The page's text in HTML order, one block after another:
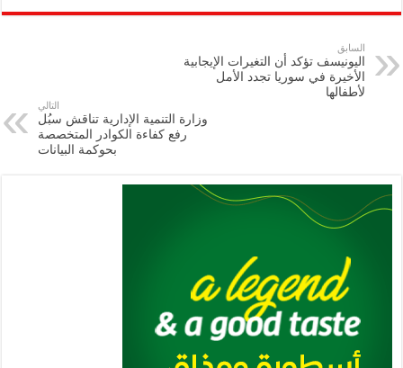
p
y
Li
n
eb
oo
k
tt
nt
at
A
p
gr
ai
ar
السابق
اليونيسف تؤكد أن التغيرات الإيجابية
الأخيرة في سوريا تجدد الأمل
لأطفالها
التالي
وزارة التنمية الإدارية تناقش سبُل
رفع كفاءة الكوادر المتخصصة
بحوكمة البيانات